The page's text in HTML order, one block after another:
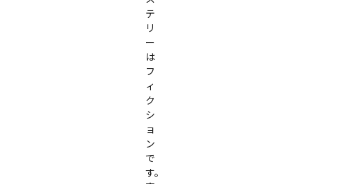
テ
リ
ー
は
フ
ィ
ク
シ
ョ
ン
で
す。